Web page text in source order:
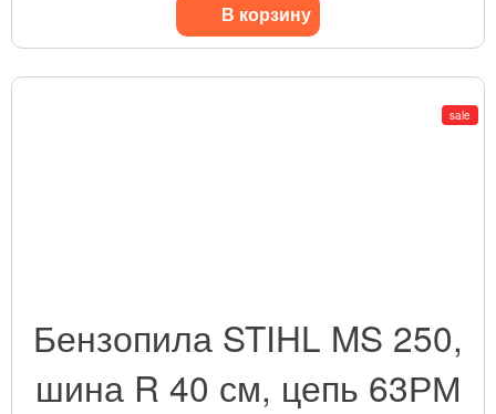
В корзину
sale
Бензопила STIHL MS 250,
шина R 40 см, цепь 63РМ